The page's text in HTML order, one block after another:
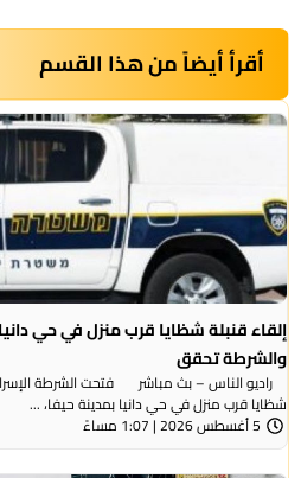
أقرأ أيضاً من هذا القسم
إلقاء قنبلة شظايا قرب منزل في حي دانيا
والشرطة تحقق
راديو الناس – بث مباشر فتحت الشرطة
شظايا قرب منزل في حي دانيا بمدينة حيفا، ...
5 أغسطس 2026 | 1:07 مساءً